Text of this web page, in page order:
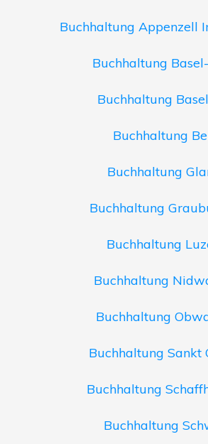
Buchhaltung Appenzell
Buchhaltung
Buchhaltung
Buchhaltung
Buchhaltung
Buchhaltung
Buchhaltung
Buchhaltung
Buchhaltung
Buchhaltung Sankt
Buchhaltung
Buchhaltung